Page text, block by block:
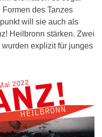
des Tanzes
will sie auch als
Heilbronn stärken. Zwei
explizit für junges